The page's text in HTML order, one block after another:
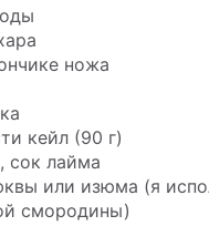
ножа
кейл (90 г)
сок лайма
или изюма (я
смородины)